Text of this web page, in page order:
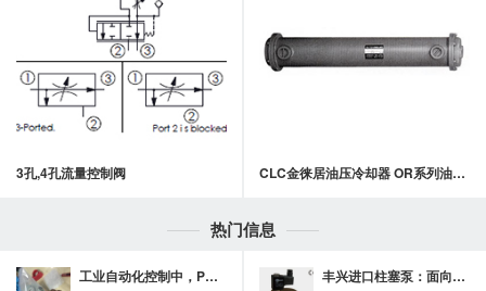
3孔,4孔流量控制阀 CLC金徕居油压冷却器 OR系列油压冷却器
热门信息
工业自动化控制中，PNEUMAN单线圈电磁阀的流体通断作用解析 丰兴进口柱塞泵：面向高效流体输送的工况适配方案